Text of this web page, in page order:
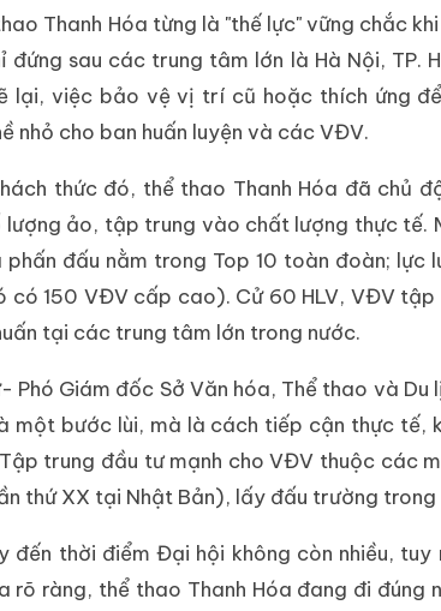
Thanh Hóa từng là "thế lực" vững chắc
đứng sau các trung tâm lớn là Hà Nội, TP.
lại, việc bảo vệ vị trí cũ hoặc thích ứng
nhỏ cho ban huấn luyện và các VĐV.
thức đó, thể thao Thanh Hóa đã chủ
lượng ảo, tập trung vào chất lượng thực
phấn đấu nằm trong Top 10 toàn đoàn;
150 VĐV cấp cao). Cử 60 HLV, VĐV tập
tại các trung tâm lớn trong nước.
Phó Giám đốc Sở Văn hóa, Thể thao và
một bước lùi, mà là cách tiếp cận thực tế,
trung đầu tư mạnh cho VĐV thuộc các
thứ XX tại Nhật Bản), lấy đấu trường
đến thời điểm Đại hội không còn nhiều,
rõ ràng, thể thao Thanh Hóa đang đi đúng